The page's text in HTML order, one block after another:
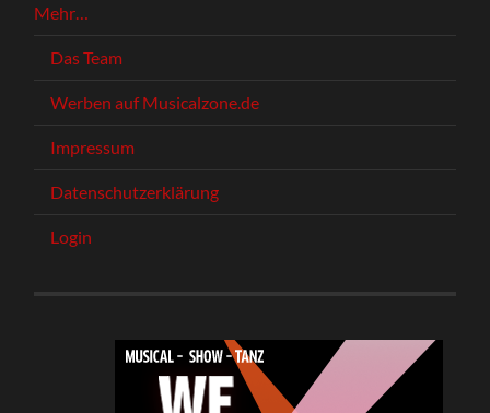
Mehr…
Das Team
Werben auf Musicalzone.de
Impressum
Datenschutzerklärung
Login